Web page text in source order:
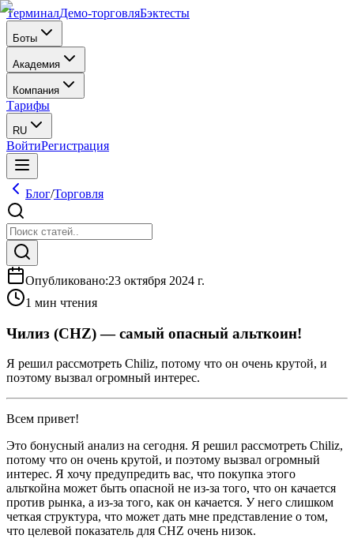
ТерминалДемо-торговляБэктесты
Боты
Академия
Компания
Тарифы
RU
ВойтиРегистрация
Блог/Торговля
Опубликовано:23 октября 2024 г.
1 мин чтения
Чилиз (CHZ) — самый опасный альткоин!
Я решил рассмотреть Chiliz, потому что он очень крутой, и
поэтому вызвал огромный интерес.
Всем привет!
Это бонусный анализ на сегодня. Я решил рассмотреть Chiliz,
потому что он очень крутой, и поэтому вызвал огромный
интерес. Я хочу предупредить вас, что покупка этого
альткойна может быть опасной не из-за того, что он качается
против рынка, а из-за того, как он качается. У него слишком
четкая структура, что может дать мне представление о том,
что целевой показатель для CHZ очень низок.